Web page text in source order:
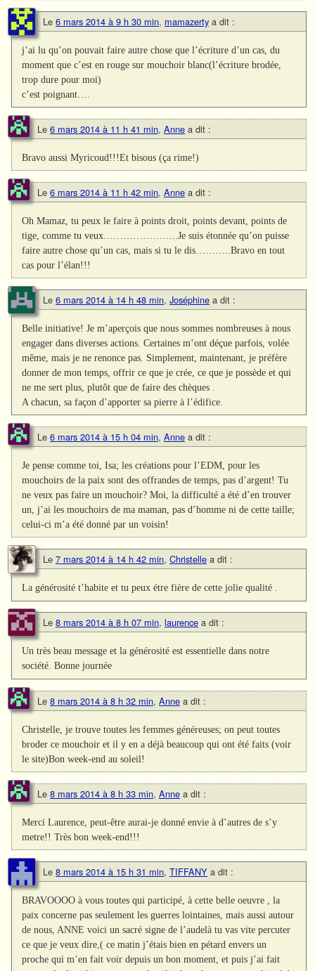
Le 6 mars 2014 à 9 h 30 min, mamazerty a dit :
j’ai lu qu’on pouvait faire autre chose que l’écriture d’un cas, du
moment que c’est en rouge sur mouchoir blanc(l’écriture brodée,
trop dure pour moi)
c’est poignant….
Le 6 mars 2014 à 11 h 41 min, Anne a dit :
Bravo aussi Myricoud!!!Et bisous (ça rime!)
Le 6 mars 2014 à 11 h 42 min, Anne a dit :
Oh Mamaz, tu peux le faire à points droit, points devant, points de
tige, comme tu veux…………………..Je suis étonnée qu’on puisse
faire autre chose qu’un cas, mais si tu le dis………..Bravo en tout
cas pour l’élan!!!
Le 6 mars 2014 à 14 h 48 min, Joséphine a dit :
Belle initiative! Je m’aperçois que nous sommes nombreuses à nous
engager dans diverses actions. Certaines m’ont déçue parfois, volée
même, mais je ne renonce pas. Simplement, maintenant, je préfère
donner de mon temps, offrir ce que je crée, ce que je possède et qui
ne me sert plus, plutôt que de faire des chèques .
A chacun, sa façon d’apporter sa pierre à l’édifice.
Le 6 mars 2014 à 15 h 04 min, Anne a dit :
Je pense comme toi, Isa; les créations pour l’EDM, pour les
mouchoirs de la paix sont des offrandes de temps, pas d’argent! Tu
ne veux pas faire un mouchoir? Moi, la difficulté a été d’en trouver
un, j’ai les mouchoirs de ma maman, pas d’homme ni de cette taille;
celui-ci m’a été donné par un voisin!
Le 7 mars 2014 à 14 h 42 min, Christelle a dit :
La générosité t’habite et tu peux étre fière de cette jolie qualité .
Le 8 mars 2014 à 8 h 07 min, laurence a dit :
Un très beau message et la générosité est essentielle dans notre
société. Bonne journée
Le 8 mars 2014 à 8 h 32 min, Anne a dit :
Christelle, je trouve toutes les femmes généreuses; on peut toutes
broder ce mouchoir et il y en a déjà beaucoup qui ont été faits (voir
le site)Bon week-end au soleil!
Le 8 mars 2014 à 8 h 33 min, Anne a dit :
Merci Laurence, peut-être aurai-je donné envie à d’autres de s’y
metre!! Très bon week-end!!!
Le 8 mars 2014 à 15 h 31 min, TIFFANY a dit :
BRAVOOOO à vous toutes qui participé, à cette belle oeuvre , la
paix concerne pas seulement les guerres lointaines, mais aussi autour
de nous, ANNE voici un sacré signe de l’audelà tu vas vite percuter
ce que je veux dire,( ce matin j’étais bien en pétard envers un
proche qui m’en fait voir depuis un bon moment, et puis j’ai fait